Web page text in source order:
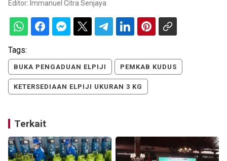
Editor: Immanuel Citra Senjaya
Tags:
BUKA PENGADUAN ELPIJI PEMKAB KUDUS
KETERSEDIAAN ELPIJI UKURAN 3 KG
Terkait